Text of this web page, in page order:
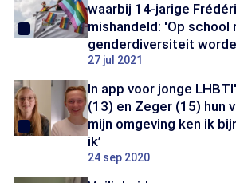
waarbij 14-jarige
mishandeld: 'Op school
genderdiversiteit
27 jul 2021
In app voor jonge
(13) en Zeger (15) hun
mijn omgeving ken ik
ik’
24 sep 2020